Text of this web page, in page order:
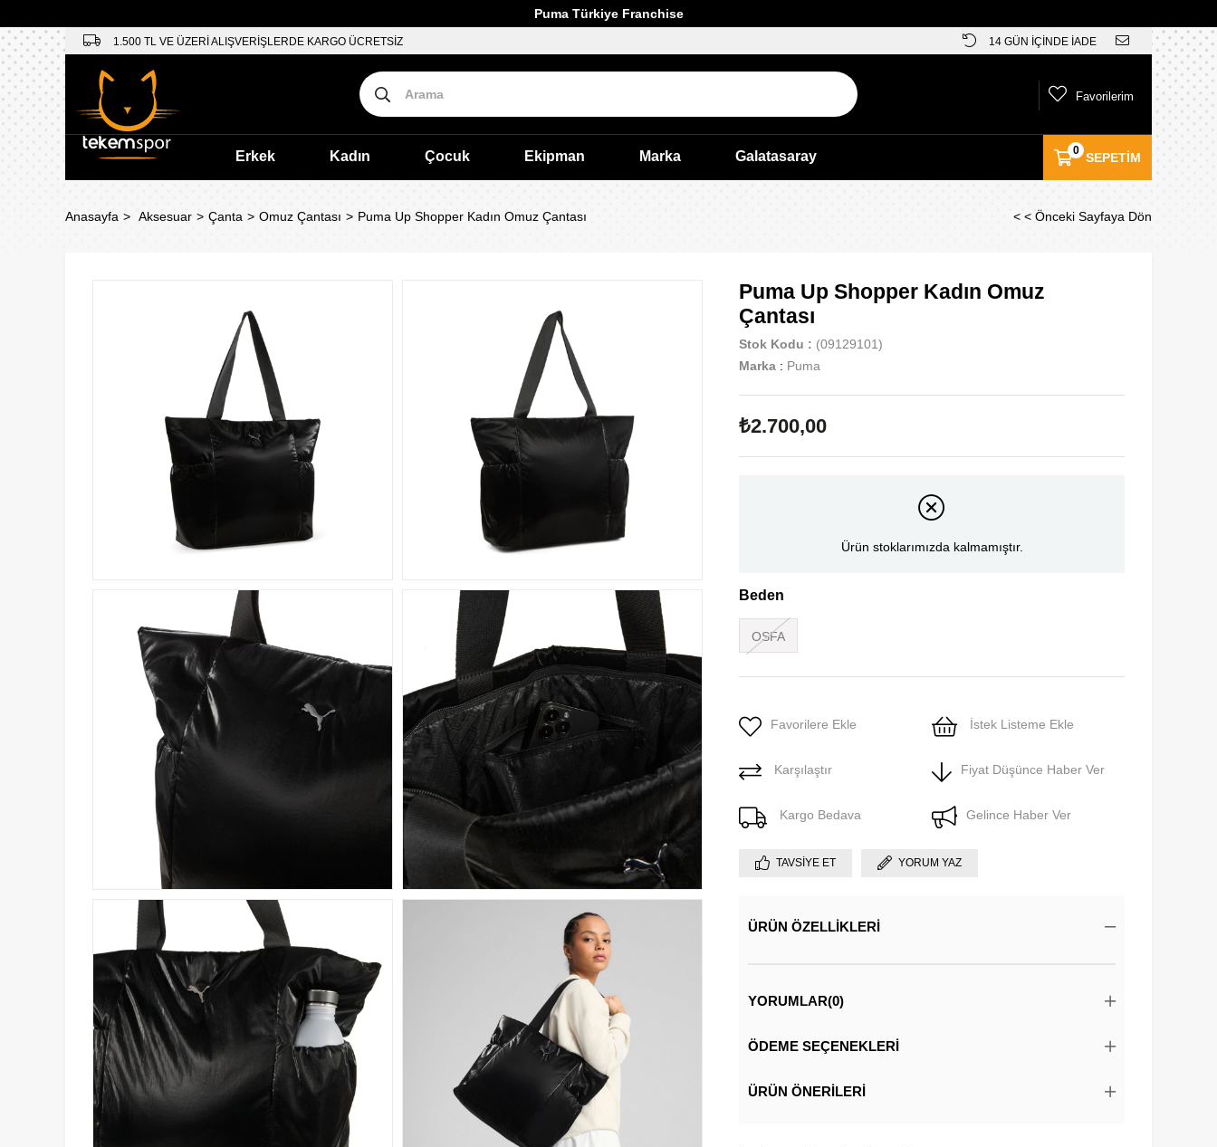
Puma Türkiye Franchise
1.500 TL VE ÜZERİ ALIŞVERİŞLERDE KARGO ÜCRETSİZ 14 GÜN İÇİNDE İADE
SEPETIM
0
Favorilerim
Erkek Kadın Çocuk Ekipman Marka Galatasaray
Anasayfa Aksesuar Çanta Omuz Çantası Puma Up Shopper Kadın Omuz Çantası < < Önceki Sayfaya Dön
Puma Up Shopper Kadın Omuz
Çantası
Stok Kodu
(09129101)
Marka : Puma
₺2.700,00
Ürün stoklarımızda kalmamıştır.
Beden
OSFA
Favorilere Ekle İstek Listeme Ekle
Karşılaştır Fiyat Düşünce Haber Ver
Kargo Bedava Gelince Haber Ver
TAVSIYE ET YORUM YAZ
ÜRÜN ÖZELLIKLERI
YORUMLAR(0)
ÖDEME SEÇENEKLERI
ÜRÜN ÖNERILERI